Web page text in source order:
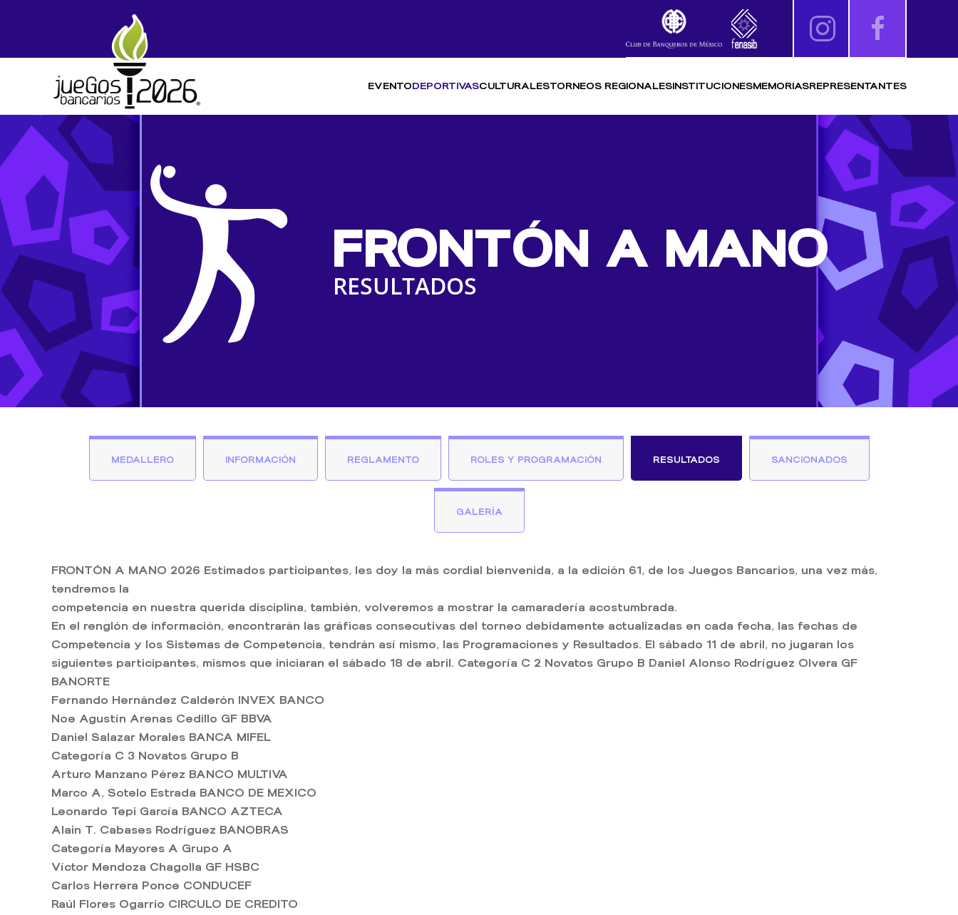
Skip to main content
EVENTODEPORTIVASCULTURALESTORNEOS REGIONALESINSTITUCIONESMEMORIASREPRESENTANTES
FRONTÓN A MANO
RESULTADOS
MEDALLERO INFORMACIÓN REGLAMENTO ROLES Y PROGRAMACIÓN RESULTADOS SANCIONADOS
GALERÍA
FRONTÓN A MANO 2026 Estimados participantes, les doy la más cordial bienvenida, a la edición 61, de los Juegos Bancarios, una vez más,
tendremos la
competencia en nuestra querida disciplina, también, volveremos a mostrar la camaradería acostumbrada.
En el renglón de información, encontrarán las gráficas consecutivas del torneo debidamente actualizadas en cada fecha, las fechas de
Competencia y los Sistemas de Competencia, tendrán así mismo, las Programaciones y Resultados. El sábado 11 de abril, no jugaran los
siguientes participantes, mismos que iniciaran el sábado 18 de abril. Categoría C 2 Novatos Grupo B Daniel Alonso Rodríguez Olvera GF
BANORTE
Fernando Hernández Calderón INVEX BANCO
Noe Agustín Arenas Cedillo GF BBVA
Daniel Salazar Morales BANCA MIFEL
Categoría C 3 Novatos Grupo B
Arturo Manzano Pérez BANCO MULTIVA
Marco A, Sotelo Estrada BANCO DE MEXICO
Leonardo Tepi García BANCO AZTECA
Alain T. Cabases Rodríguez BANOBRAS
Categoría Mayores A Grupo A
Víctor Mendoza Chagolla GF HSBC
Carlos Herrera Ponce CONDUCEF
Raúl Flores Ogarrio CIRCULO DE CREDITO